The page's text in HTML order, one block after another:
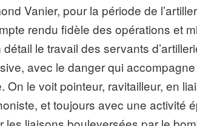
Vanier, pour la période de
rendu fidèle des opérations et
le travail des servants
avec le danger qui
On le voit pointeur, ravitailleur, en
et toujours avec une activité